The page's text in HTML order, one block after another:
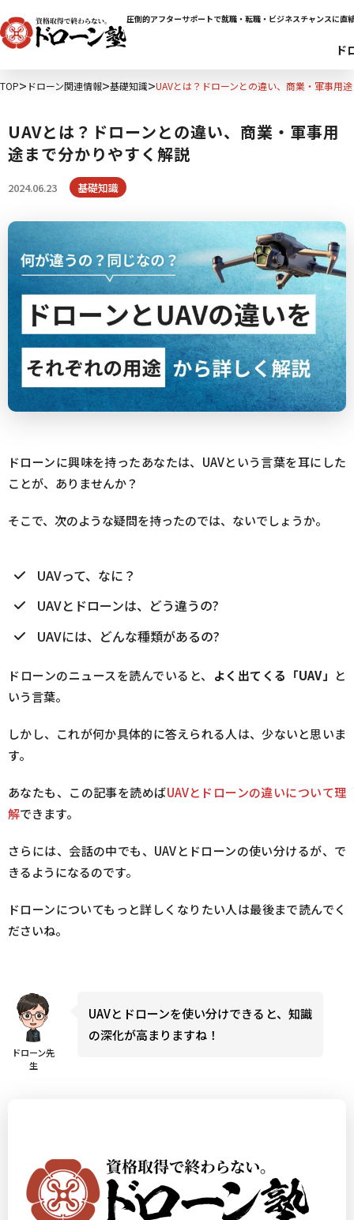
圧倒的アフターサポートで就職・転職・ビジネスチャンスに直
ド
TOP ドローン関連情報 基礎知識 UAVとは？ドローンとの違い、商業・軍事用
UAVとは？ドローンとの違い、商業・軍事用
途まで分かりやすく解説
2024.06.23 基礎知識
ドローンに興味を持ったあなたは、UAVという言葉を耳にした
ことが、ありませんか？
そこで、次のような疑問を持ったのでは、ないでしょうか。
UAVって、なに？
UAVとドローンは、どう違うの?
UAVには、どんな種類があるの?
ドローンのニュースを読んでいると、 よく出てくる「UAV」 と
いう言葉。
しかし、これが何か具体的に答えられる人は、少ないと思いま
す。
あなたも、この記事を読めばUAVとドローンの違いについて理
解できます。
さらには、会話の中でも、UAVとドローンの使い分けるが、で
きるようになるのです。
ドローンについてもっと詳しくなりたい人は最後まで読んでく
ださいね。
ドローン先
生
UAVとドローンを使い分けできると、知識
の深化が高まりますね！